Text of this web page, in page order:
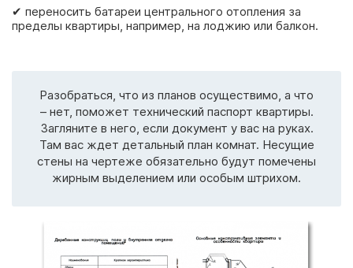
✔ переносить батареи центрального отопления за
пределы квартиры, например, на лоджию или балкон.
Разобраться, что из планов осуществимо, а что
– нет, поможет технический паспорт квартиры.
Загляните в него, если документ у вас на руках.
Там вас ждет детальный план комнат. Несущие
стены на чертеже обязательно будут помечены
жирным выделением или особым штрихом.